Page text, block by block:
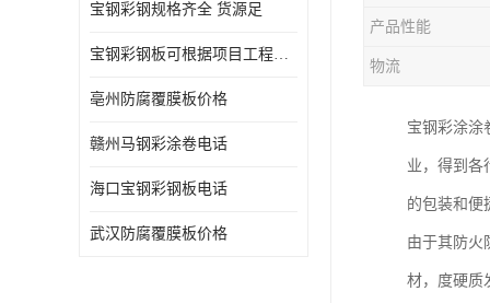
宝钢彩钢规格齐全 货源足
宝钢彩钢板可根据项目工程定制
亳州防腐覆膜板价格
赣州马钢彩涂卷电话
海口宝钢彩钢板电话
武汉防腐覆膜板价格
产品性能
物流
宝钢彩涂涂
业，得到各
的包装和便
由于其防火
材，度硬质